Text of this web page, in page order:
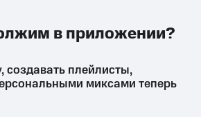
ПРИЛОЖЕНИЕ
плейлисты,
миксами теперь